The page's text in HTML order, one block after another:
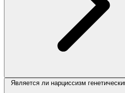
Является ли нарциссизм